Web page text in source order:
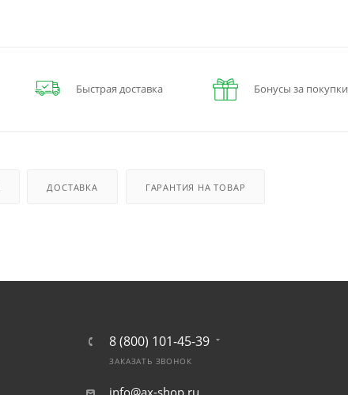
Быстрая доставка Бонусы за покупки
ДОСТАВКА ГАРАНТИЯ НА ТОВАР
8 (800) 101-45-39
ЗАКАЗАТЬ ЗВОНОК
info@ax-shop.ru